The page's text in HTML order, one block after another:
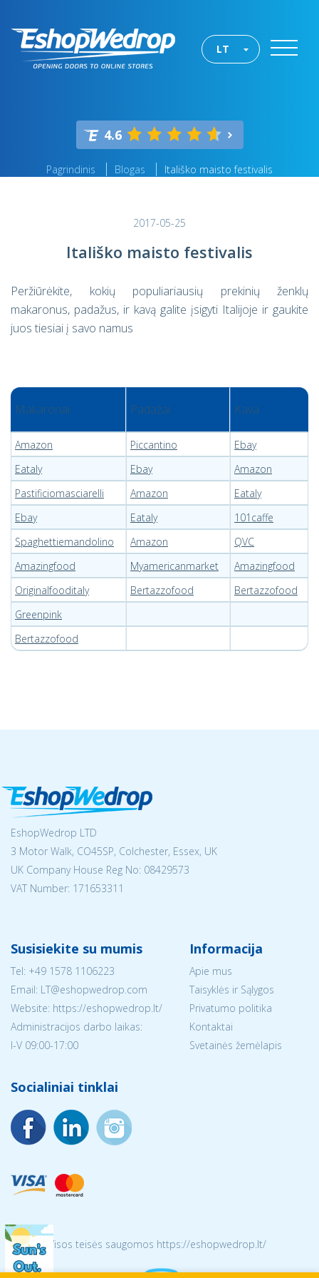
LT
4.6
Pagrindinis Blogas Itališko maisto festivalis
2017-05-25
Itališko maisto festivalis
Peržiūrėkite, kokių populiariausių prekinių ženklų
makaronus, padažus, ir kavą galite įsigyti Italijoje ir gaukite
juos tiesiai į savo namus
Makaronai Padažai Kava
Amazon Piccantino
Ebay
Eataly
Ebay
Amazon
Pastificiomasciarelli
Amazon
Eataly
Ebay
Eataly
101caffe
Spaghettiemandolino
Amazon
QVC
Amazingfood
Myamericanmarket
Amazingfood
Originalfooditaly
Bertazzofood
Bertazzofood
Greenpink
Bertazzofood
EshopWedrop LTD
3 Motor Walk, CO45SP, Colchester, Essex, UK
UK Company House Reg No: 08429573
VAT Number: 171653311
Susisiekite su mumis
Tel: +49 1578 1106223
Email: LT@eshopwedrop.com
Website: https://eshopwedrop.lt/
Administracijos darbo laikas:
I-V 09:00-17:00
Informacija
Apie mus
Taisyklės ir Sąlygos
Privatumo politika
Kontaktai
Svetainės žemėlapis
Socialiniai tinklai
© 2026 Visos teisės saugomos https://eshopwedrop.lt/